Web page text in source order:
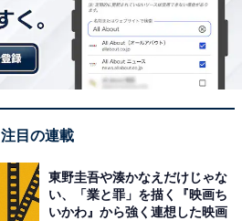
注目の連載
東野圭吾や湊かなえだけじゃな
い、「業と罪」を描く『映画ち
いかわ』から強く連想した映画